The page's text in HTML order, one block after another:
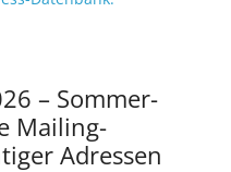
– Sommer-
Mailing-
Adressen